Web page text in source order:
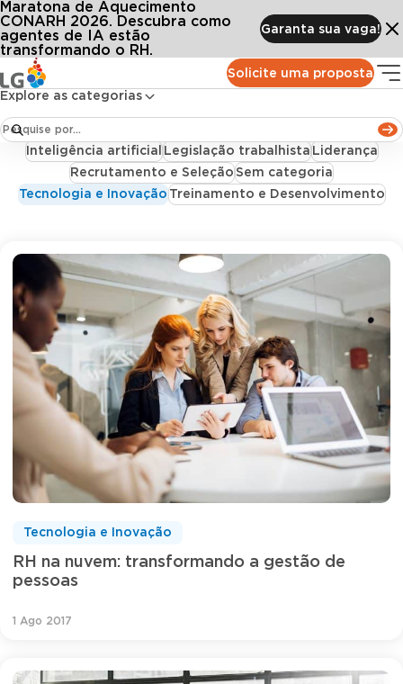
Solicite uma proposta
Explore as categorias
Maratona de Aquecimento
CONARH 2026. Descubra como
agentes de IA estão
transformando o RH.
Garanta sua vaga!
Conteúdos Blog LG Categorias
Tecnologia e Inovação
Todos
Bem-estar e Saúde no Trabalho
Benefícios CorporativosCase de Sucesso
Folha de Pagamento
Inteligência artificial
Legislação trabalhista Liderança
Recrutamento e Seleção Sem categoria
Tecnologia e Inovação Treinamento e Desenvolvimento
RH na nuvem: transformando a gestão de
pessoas
Tecnologia e Inovação
1 Ago 2017